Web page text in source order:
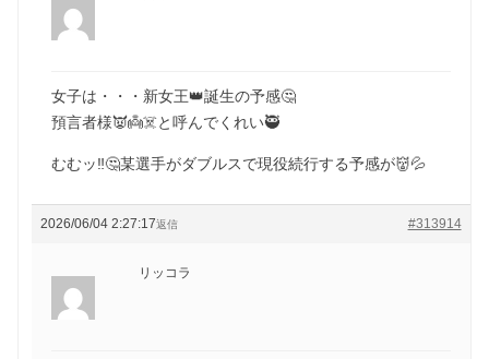
女子は・・・新女王👑誕生の予感🤔
預言者様👿👼☠️と呼んでくれい🥷
むむッ‼️🤔某選手がダブルスで現役続行する予感が👹💦
2026/06/04 2:27:17 #313914
返信
リッコラ